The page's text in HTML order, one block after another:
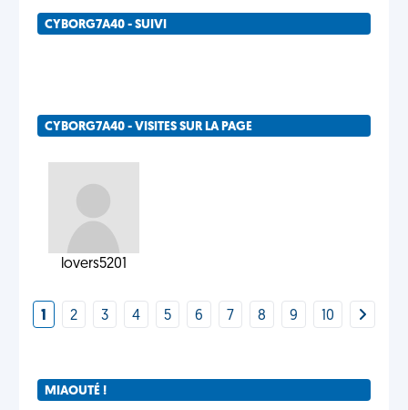
CYBORG7A40 - SUIVI
CYBORG7A40 - VISITES SUR LA PAGE
lovers5201
1 2 3 4 5 6 7 8 9 10
MIAOUTÉ !